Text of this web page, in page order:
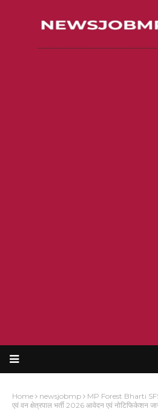
Home newsjobmp
MP Forest Bharti
एवं वन क्षेत्रपाल भर्ती 2026 आवेदन एवं नोटिफिकेशन